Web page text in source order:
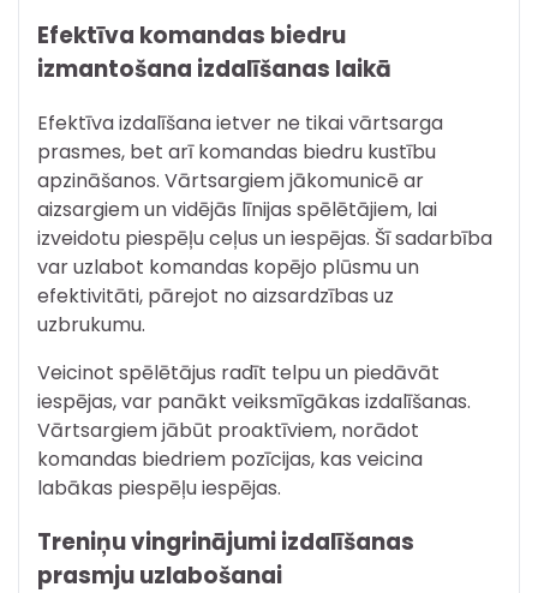
Efektīva komandas biedru
izmantošana izdalīšanas laikā
Efektīva izdalīšana ietver ne tikai vārtsarga
prasmes, bet arī komandas biedru kustību
apzināšanos. Vārtsargiem jākomunicē ar
aizsargiem un vidējās līnijas spēlētājiem, lai
izveidotu piespēļu ceļus un iespējas. Šī sadarbība
var uzlabot komandas kopējo plūsmu un
efektivitāti, pārejot no aizsardzības uz
uzbrukumu.
Veicinot spēlētājus radīt telpu un piedāvāt
iespējas, var panākt veiksmīgākas izdalīšanas.
Vārtsargiem jābūt proaktīviem, norādot
komandas biedriem pozīcijas, kas veicina
labākas piespēļu iespējas.
Treniņu vingrinājumi izdalīšanas
prasmju uzlabošanai